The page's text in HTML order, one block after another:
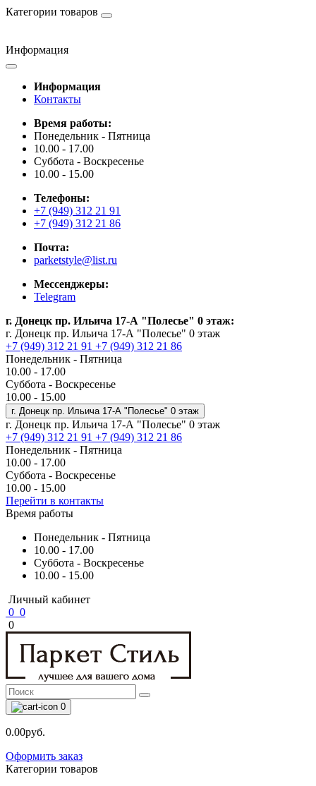
Категории товаров
Информация
Информация
Контакты
Время работы:
Понедельник - Пятница
10.00 - 17.00
Суббота - Воскресенье
10.00 - 15.00
Телефоны:
+7 (949) 312 21 91
+7 (949) 312 21 86
Почта:
parketstyle@list.ru
Мессенджеры:
Telegram
г. Донецк пр. Ильича 17-А "Полесье" 0 этаж:
г. Донецк пр. Ильича 17-А "Полесье" 0 этаж
+7 (949) 312 21 91 +7 (949) 312 21 86
Понедельник - Пятница
10.00 - 17.00
Суббота - Воскресенье
10.00 - 15.00
г. Донецк пр. Ильича 17-А "Полесье" 0 этаж
г. Донецк пр. Ильича 17-А "Полесье" 0 этаж
+7 (949) 312 21 91 +7 (949) 312 21 86
Понедельник - Пятница
10.00 - 17.00
Суббота - Воскресенье
10.00 - 15.00
Перейти в контакты
Время работы
Понедельник - Пятница
10.00 - 17.00
Суббота - Воскресенье
10.00 - 15.00
Личный кабинет
0 0
0
0
0.00руб.
Оформить заказ
Категории товаров